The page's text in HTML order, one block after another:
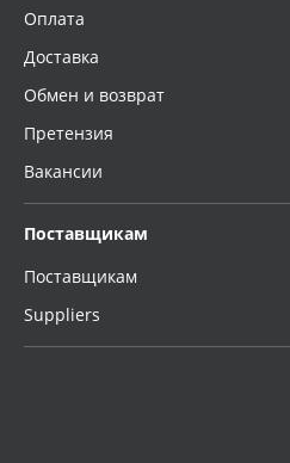
Оплата
Доставка
Обмен и возврат
Претензия
Вакансии
Поставщикам
Поставщикам
Suppliers